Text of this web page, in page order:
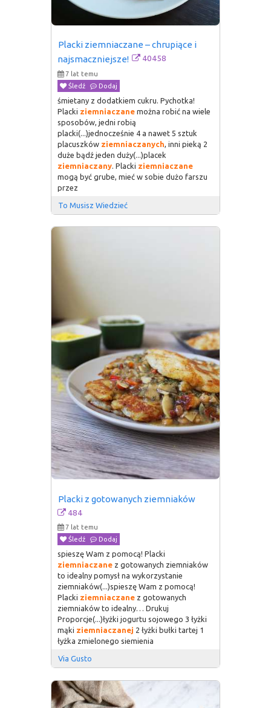
Placki ziemniaczane – chrupiące i
najsmaczniejsze!
40458
7 lat temu
Śledź
Dodaj
śmietany z dodatkiem cukru. Pychotka!
Placki ziemniaczane można robić na wiele
sposobów, jedni robią
placki(...)jednocześnie 4 a nawet 5 sztuk
placuszków ziemniaczanych , inni pieką 2
duże bądź jeden duży(...)placek
ziemniaczany . Placki ziemniaczane
mogą być grube, mieć w sobie dużo farszu
przez
To Musisz Wiedzieć
Placki z gotowanych ziemniaków
484
7 lat temu
Śledź
Dodaj
spieszę Wam z pomocą! Placki
ziemniaczane z gotowanych ziemniaków
to idealny pomysł na wykorzystanie
ziemniaków(...)spieszę Wam z pomocą!
Placki ziemniaczane z gotowanych
ziemniaków to idealny… Drukuj
Proporcje(...)łyżki jogurtu sojowego 3 łyżki
mąki ziemniaczanej 2 łyżki bułki tartej 1
łyżka zmielonego siemienia
Via Gusto